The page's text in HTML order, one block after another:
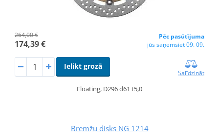
264,00 €
174,39 €
Pēc pasūtījuma
jūs saņemsiet 09. 09.
Ielikt grozā
Salīdzināt
Floating, D296 d61 t5,0
Bremžu disks NG 1214